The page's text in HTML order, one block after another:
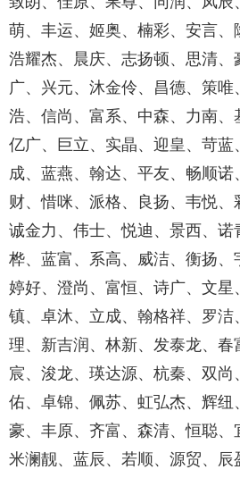
萌、丰运、姬奥、楠彩、安言、
浩耀杰、晨庆、志扬顿、思清、
广、兴元、沐金伶、昌德、策
浩、信尚、富系、中森、力南、
亿广、巨立、实晶、迎皇、苛蓝
成、蓝燕、翰达、平友、畅顺诺
财、惜咪、派格、良扬、韦悦、
诚金力、伟士、悦迪、景西、
桦、蓝富、系高、威洁、衡扬、
婷好、澄尚、富恒、诗广、文星
镇、卓沐、立成、翰格祥、罗洁
理、新吉润、林新、发泰龙、春
宸、浚龙、瑛达源、杭秦、双尚
佑、卓锦、佩苏、虹弘杰、辉
豪、丰原、齐富、森清、恒聪、
米澜靓、蓝辰、若顺、源贸、